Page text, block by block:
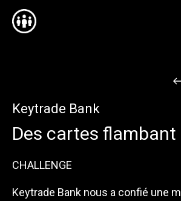
Keytrade Bank
Des cartes flambant
CHALLENGE
Keytrade Bank nous a confié une